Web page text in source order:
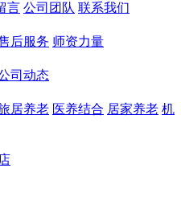
言 公司团队 联系我们
后服务 师资力量
司动态
居养老 医养结合 居家养老 机